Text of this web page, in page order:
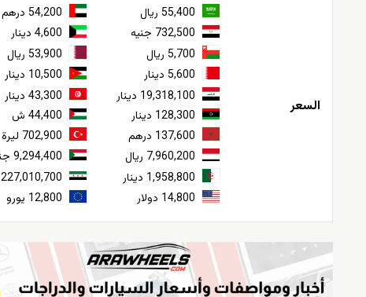
السعر
55,400 ريال
54,200 درهم
732,500 جنيه
4,600 دينار
5,700 ريال
53,900 ريال
5,600 دينار
10,500 دينار
19,318,100 دينار
43,300 دينار
128,300 دينار
44,400 ش
137,600 درهم
702,900 ليرة
7,960,200 ريال
9,294,400 جنيه
1,958,800 دينار
227,010,700 ليرة
14,800 دولار
12,800 يورو